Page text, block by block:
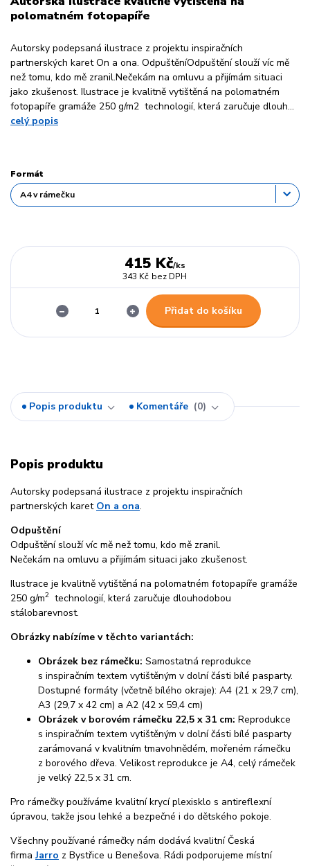
polomatném fotopapíře
Autorsky podepsaná ilustrace z projektu inspiračních
partnerských karet On a ona. OdpuštěníOdpuštění slouží víc mě
než tomu, kdo mě zranil.Nečekám na omluvu a přijímám situaci
jako zkušenost. Ilustrace je kvalitně vytištěná na polomatném
fotopapíře gramáže 250 g/m2 technologií, která zaručuje dlouh...
celý popis
Formát
415 Kč/ks
343 Kč bez DPH
Přidat do košíku
Popis produktu Komentáře 0
Popis produktu
Autorsky podepsaná ilustrace z projektu inspiračních
partnerských karet On a ona.
Odpuštění
Odpuštění slouží víc mě než tomu, kdo mě zranil.
Nečekám na omluvu a přijímám situaci jako zkušenost.
Ilustrace je kvalitně vytištěná na polomatném fotopapíře gramáže
250 g/m2 technologií, která zaručuje dlouhodobou
stálobarevnost.
Obrázky nabízíme v těchto variantách:
Obrázek bez rámečku: Samostatná reprodukce
s inspiračním textem vytištěným v dolní části bílé pasparty.
Dostupné formáty (včetně bílého okraje): A4 (21 x 29,7 cm),
A3 (29,7 x 42 cm) a A2 (42 x 59,4 cm)
Obrázek v borovém rámečku 22,5 x 31 cm: Reprodukce
s inspiračním textem vytištěným v dolní části bílé pasparty
zarámovaná v kvalitním tmavohnědém, mořeném rámečku
z borového dřeva. Velikost reprodukce je A4, celý rámeček
je velký 22,5 x 31 cm.
Pro rámečky používáme kvalitní krycí plexisklo s antireflexní
úpravou, takže jsou lehké a bezpečné i do dětského pokoje.
Všechny používané rámečky nám dodává kvalitní Česká
firmaJarro z Bystřice u Benešova. Rádi podporujeme místní